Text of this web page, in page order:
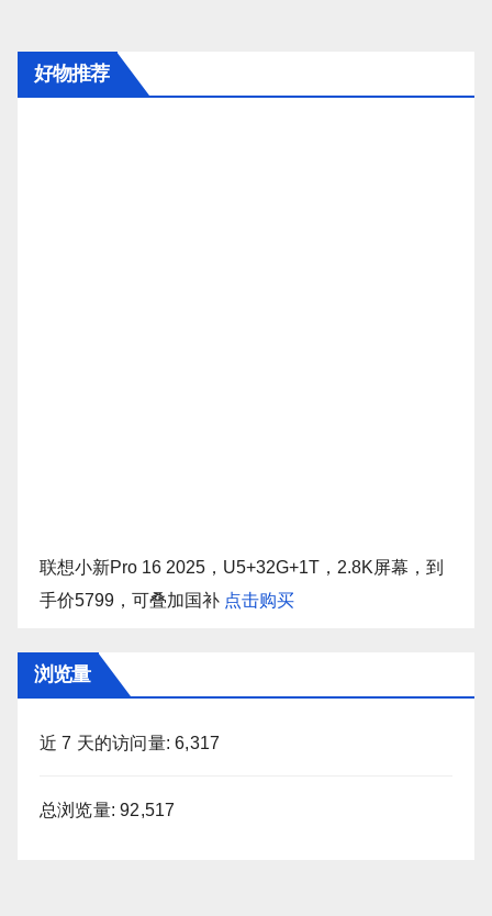
分
页
好物推荐
联想小新Pro 16 2025，U5+32G+1T，2.8K屏幕，到
手价5799，可叠加国补 点击购买
浏览量
近 7 天的访问量:6,317
总浏览量:92,517